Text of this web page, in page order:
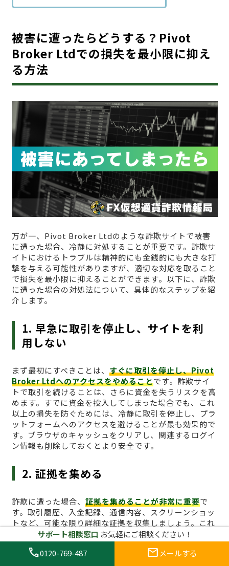
被害に遭ったらどうする？Pivot
Broker Ltdでの損失を最小限に抑え
る方法
万が一、Pivot Broker Ltdのような詐欺サイトで被害
に遭った場合、冷静に対処することが重要です。詐欺サ
イトにおけるトラブルは精神的にも金銭的にも大きな打
撃を与える可能性がありますが、適切な対応を取ること
で損失を最小限に抑えることができます。以下に、詐欺
に遭った場合の対処法について、具体的なステップを紹
介します。
1. 早急に取引を停止し、サイトを利
用しない
まず最初にすべきことは、 すぐに取引を停止し、Pivot
Broker Ltdへのアクセスをやめることです。詐欺サイ
トで取引を続けることは、さらに資金を失うリスクを高
めます。すでに資金を投入してしまった場合でも、これ
以上の損失を防ぐためには、冷静に取引を停止し、プラ
ットフォームへのアクセスを避けることが最も効果的で
す。ブラウザのキャッシュをクリアし、関連するログイ
ン情報も削除しておくとより安全です。
2. 証拠を集める
詐欺に遭った場合、 証拠を集めることが非常に重要で
す。取引履歴、入金記録、通信内容、スクリーンショッ
トなど、可能な限り詳細な証拠を収集しましょう。これ
らの証拠は後に被害届を提出する際に非常に役立ちま
す。また、サイトが提供している情報が虚偽であること
を証明するためにも、取引履歴や取引画面のキャプチャ
サポート相談窓口 お気軽にご相談ください！
call0120-769-487 mail メールする